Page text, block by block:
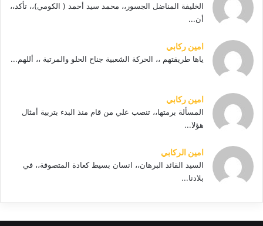
الخليفة المناضل الجسور،، محمد سيد أحمد ( الكومي)،، تأكد،،
أن...
امين ركابي
ياها طريقتهم ،، الحركة الشعبية جناح الحلو والمرتبة ،، أللهم...
امين ركابي
المسألة برمتها،، تنصب علي من قام منذ البدء بتربية أمثال
هؤلا...
امين الركابي
السيد القائد البرهان،، انسان بسيط كعادة المتصوفة،، في
بلادنا...